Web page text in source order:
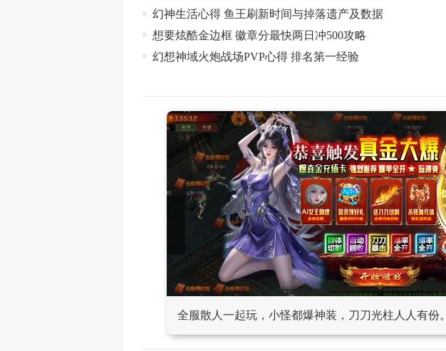
幻神生活心得 鱼王刷新时间与掉落遗产及数据
想要炫酷金边框 徽章分最快两日冲500攻略
幻想神域火炮战场PVP心得 排名第一经验
全服散人一起玩，小怪都爆神装，刀刀光柱人人有份。